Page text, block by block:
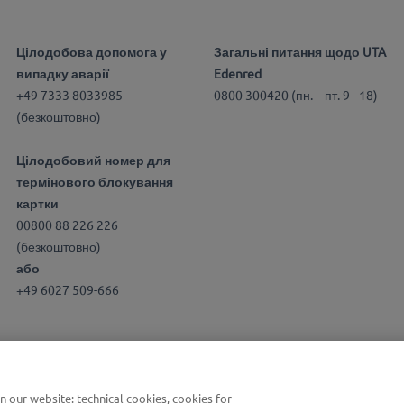
Цілодобова допомога у
випадку аварії
+49 7333 8033985
(безкоштовно)
Цілодобовий номер для
термінового блокування
картки
00800 88 226 226
(безкоштовно)
або
+49 6027 509-666
Загальні питання щодо UTA
Edenred
0800 300420 (пн. – пт. 9 –18)
our website: technical cookies, cookies for